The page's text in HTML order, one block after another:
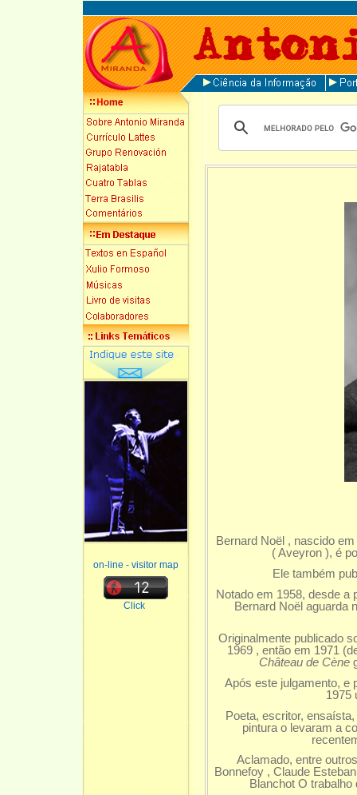
on-line - visitor map
Click
Bernard Noël , nascido
( Aveyron ), é
Ele também
Notado em 1958, desde
Bernard Noël aguarda
Originalmente publicado
1969 , então em 1971
Château de Cène
Após este julgamento, e
1975
Poeta, escritor,
pintura o levaram a
Aclamado, entre
Bonnefoy , Claude
Blanchot O